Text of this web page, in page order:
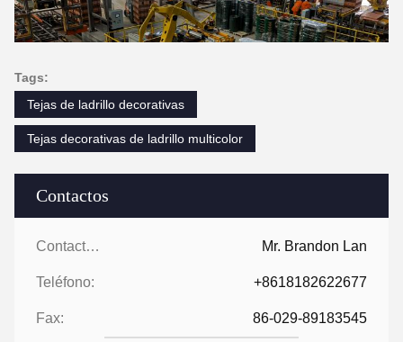
Contactos
Contactos: Mr. Brandon Lan
Teléfono: +8618182622677
Fax: 86-029-89183545
Tags:
Tejas de ladrillo decorativas
Tejas decorativas de ladrillo multicolor